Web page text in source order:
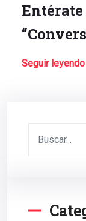
Entérate
Seguir leyendo